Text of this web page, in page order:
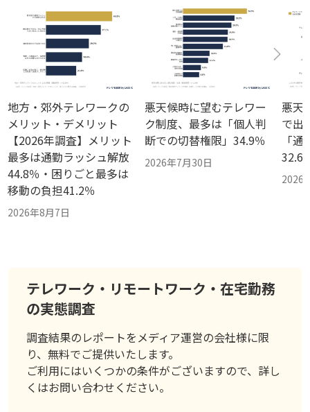
地方・郊外テレワークの
メリット・デメリット
【2026年調査】メリット
最多は通勤ラッシュ解放
44.8％・困りごと最多は
移動の負担41.2％
2026年8月7日
悪天候時に望むテレワー
ク制度、最多は「個人判
断での切替権限」34.9％
2026年7月30日
悪天
で出
「
32.6
2026
テレワーク・リモートワーク・在宅勤務
の実態調査
調査結果のレポートをメディア運営の会社様に限
り、無料でご提供いたします。
ご利用にはいくつかの条件がございますので、詳し
くはお問い合わせください。